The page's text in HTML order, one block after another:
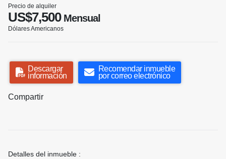
Precio de alquiler
US$7,500Mensual
Dólares Americanos
Descargar
información
Recomendar inmueble
por correo electrónico
Compartir
Detalles del inmueble :